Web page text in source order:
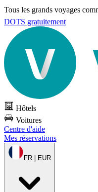
Tous les grands voyages
DOTS gratuitement
Hôtels
Voitures
Centre d'aide
Mes réservations
FR | EUR